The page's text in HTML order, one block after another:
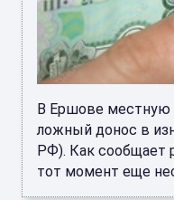
В Ершове местную
ложный донос в
РФ). Как сообщает
тот момент еще